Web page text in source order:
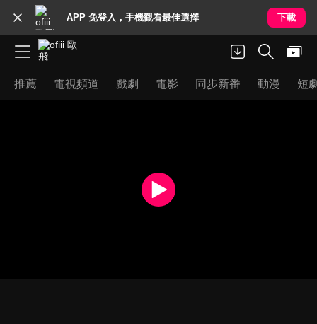
APP 免登入，手機觀看最佳選擇 下載
推薦 電視頻道 戲劇 電影 同步新番 動漫 短